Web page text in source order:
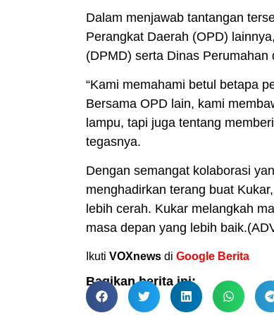
Dalam menjawab tantangan
Perangkat Daerah (OPD)
(DPMD) serta Dinas
“Kami memahami betul betapa
Bersama OPD lain, kami
lampu, tapi juga tentang
tegasnya.
Dengan semangat kolaborasi
menghadirkan terang buat
lebih cerah. Kukar melangkah
masa depan yang lebih
Ikuti VOXnews di Google Berita
Bagikan berita ini: